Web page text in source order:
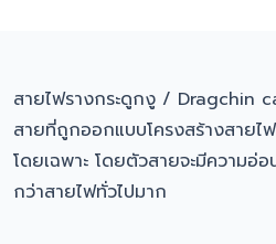
สายไฟรางกระดูกงู / Dragchin
สายที่ถูกออกแบบโครงสร้างสายไ
โดยเฉพาะ โดยตัวสายจะมีความอ่
กว่าสายไฟทั่วไปมาก